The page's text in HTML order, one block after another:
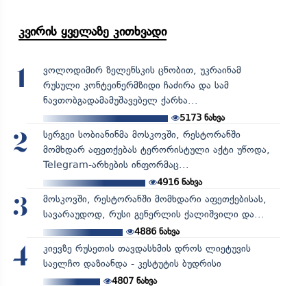
კვირის ყველაზე კითხვადი
1
ვოლოდიმირ ზელენსკის ცნობით, უკრაინამ
რუსული კონტეინერმზიდი ჩაძირა და სამ
ნავთობგადამამუშავებელ ქარხა...
5173 ნახვა
2
სერგეი სობიანინმა მოსკოვში, რესტორანში
მომხდარ აფეთქებას ტერორისტული აქტი უწოდა,
Telegram-არხების ინფორმაც...
4916ნახვა
3
მოსკოვში, რესტორანში მომხდარი აფეთქებისას,
სავარაუდოდ, რუსი გენერლის ქალიშვილი და...
4886ნახვა
4
კიევზე რუსეთის თავდასხმის დროს ლიეტუვის
საელჩო დაზიანდა - კესტუტის ბუდრისი
4807ნახვა